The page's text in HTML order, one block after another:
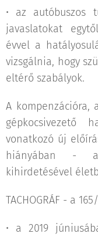
• az autóbuszos
javaslatokat
évvel a
vizsgálnia, hogy
eltérő szabályok.
A kompenzációra,
gépkocsivezető
vonatkozó új
hiányában -
kihirdetésével
TACHOGRÁF - a
• a 2019